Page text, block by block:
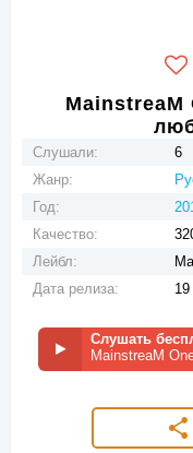
MainstreaM
Слушали:
6
Жанр:
Год:
Качество:
Лейбл:
Дата релиза: